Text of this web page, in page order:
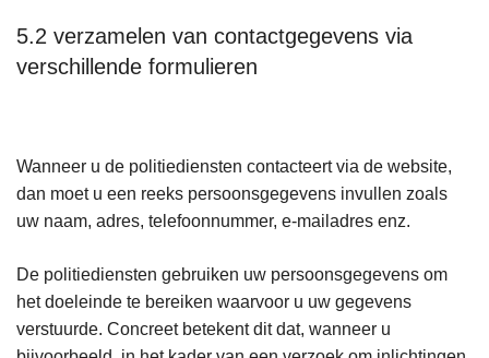
5.2 verzamelen van contactgegevens via
verschillende formulieren
Wanneer u de politiediensten contacteert via de website,
dan moet u een reeks persoonsgegevens invullen zoals
uw naam, adres, telefoonnummer, e-mailadres enz.
De politiediensten gebruiken uw persoonsgegevens om
het doeleinde te bereiken waarvoor u uw gegevens
verstuurde. Concreet betekent dit dat, wanneer u